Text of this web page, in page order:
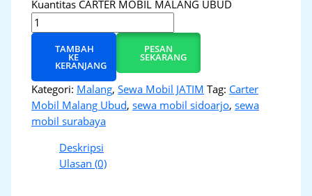
Kuantitas CARTER MOBIL MALANG UBUD
TAMBAH
KE
KERANJANG
PESAN
SEKARANG
Kategori: Malang,Sewa Mobil JATIM Tag: Carter
Mobil Malang Ubud,sewa mobil sidoarjo,sewa
mobil surabaya
Deskripsi
Ulasan (0)